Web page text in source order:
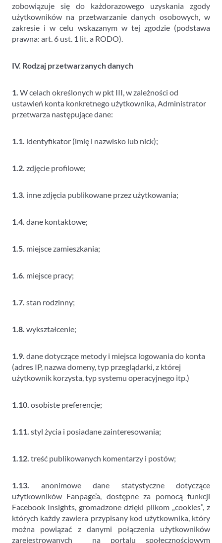
zobowiązuje się do każdorazowego uzyskania zgody
użytkowników na przetwarzanie danych osobowych, w
zakresie i w celu wskazanym w tej zgodzie (podstawa
prawna: art. 6 ust. 1 lit. a RODO).
IV. Rodzaj przetwarzanych danych
1. W celach określonych w pkt III, w zależności od
ustawień konta konkretnego użytkownika, Administrator
przetwarza następujące dane:
1.1. identyfikator (imię i nazwisko lub nick);
1.2. zdjęcie profilowe;
1.3. inne zdjęcia publikowane przez użytkowania;
1.4. dane kontaktowe;
1.5. miejsce zamieszkania;
1.6. miejsce pracy;
1.7. stan rodzinny;
1.8. wykształcenie;
1.9. dane dotyczące metody i miejsca logowania do konta
(adres IP, nazwa domeny, typ przeglądarki, z której
użytkownik korzysta, typ systemu operacyjnego itp.)
1.10. osobiste preferencje;
1.11. styl życia i posiadane zainteresowania;
1.12. treść publikowanych komentarzy i postów;
1.13. anonimowe dane statystyczne dotyczące
użytkowników Fanpage’a, dostępne za pomocą funkcji
Facebook Insights, gromadzone dzięki plikom „cookies”, z
których każdy zawiera przypisany kod użytkownika, który
można powiązać z danymi połączenia użytkowników
zarejestrowanych na portalu społecznościowym